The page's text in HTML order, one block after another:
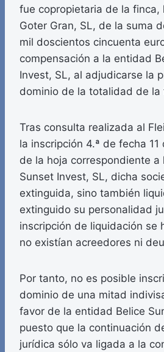
fue copropietaria de la finca,
Goter Gran, SL, de la suma
mil doscientos cincuenta
compensación a la entidad
Invest, SL, al adjudicarse la
dominio de la totalidad de la
Tras consulta realizada al
la inscripción 4.ª de fecha
de la hoja correspondiente a
Sunset Invest, SL, dicha
extinguida, sino también
extinguido su personalidad
inscripción de liquidación se
no existían acreedores ni
Por tanto, no es posible
dominio de una mitad
favor de la entidad Belice
puesto que la continuación
jurídica sólo va ligada a la